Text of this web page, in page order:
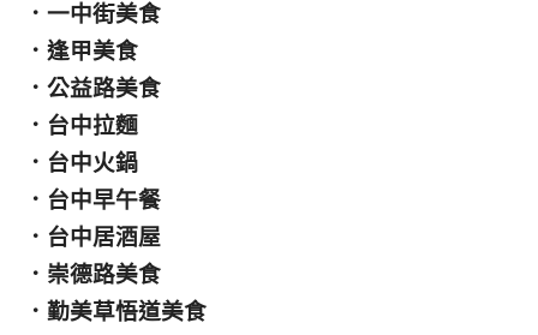
． 一中街美食
． 逢甲美食
． 公益路美食
． 台中拉麵
． 台中火鍋
． 台中早午餐
． 台中居酒屋
． 崇德路美食
． 勤美草悟道美食